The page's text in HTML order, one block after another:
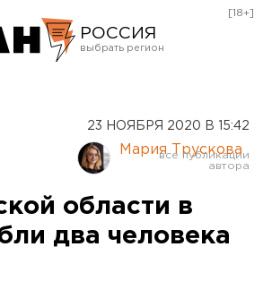
РОССИЯ
Курган
Оренбург
[18+]
23 НОЯБРЯ 2020 В 15:42
Мария Трускова
области в
два человека